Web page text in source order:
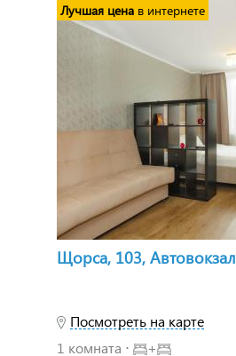
Щорса, 103, Автовокзал
Посмотреть на карте
1 комната ⋅
+
Лучшая цена в интернете